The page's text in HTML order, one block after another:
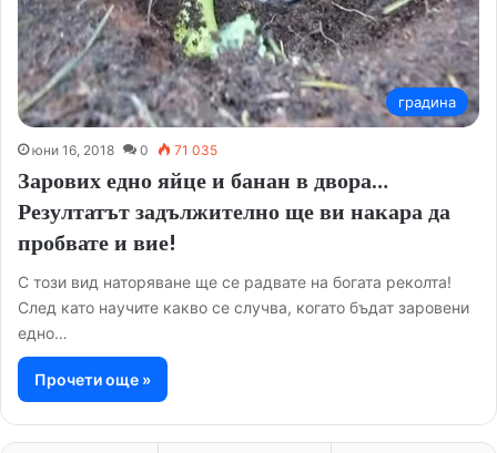
градина
юни 16, 2018 0 71 035
Зарових едно яйце и банан в двора…
Резултатът задължително ще ви накара да
пробвате и вие!
С този вид наторяване ще се радвате на богата реколта!
След като научите какво се случва, когато бъдат заровени
едно…
Прочети още »